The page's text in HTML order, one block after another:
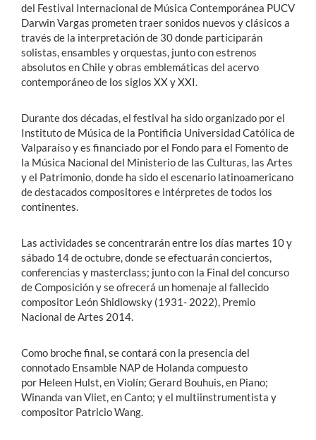
del Festival Internacional de Música Contemporánea PUCV
Darwin Vargas prometen traer sonidos nuevos y clásicos a
través de la interpretación de 30 donde participarán
solistas, ensambles y orquestas, junto con estrenos
absolutos en Chile y obras emblemáticas del acervo
contemporáneo de los siglos XX y XXI.
Durante dos décadas, el festival ha sido organizado por el
Instituto de Música de la Pontificia Universidad Católica de
Valparaíso y es financiado por el Fondo para el Fomento de
la Música Nacional del Ministerio de las Culturas, las Artes
y el Patrimonio, donde ha sido el escenario latinoamericano
de destacados compositores e intérpretes de todos los
continentes.
Las actividades se concentrarán entre los días martes 10 y
sábado 14 de octubre, donde se efectuarán conciertos,
conferencias y masterclass; junto con la Final del concurso
de Composición y se ofrecerá un homenaje al fallecido
compositor León Shidlowsky (1931- 2022), Premio
Nacional de Artes 2014.
Como broche final, se contará con la presencia del
connotado Ensamble NAP de Holanda compuesto
por Heleen Hulst, en Violín; Gerard Bouhuis, en Piano;
Winanda van Vliet, en Canto; y el multiinstrumentista y
compositor Patricio Wang.